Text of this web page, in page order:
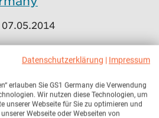
verfolgen die
Arbeitsplatzsituation und
Möglichkeiten für die
Menschen mit Be
Datenschutzerklärung | Impressum
erlauben Sie GS1 Germany die Verwendung
Wir nutzen diese Technologien, um
unserer Webseite für Sie zu optimieren und
Webseite oder Webseiten von